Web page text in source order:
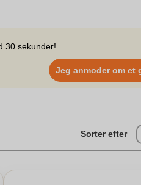
gaven fuldendt. Vores gaver kan
gør det muligt at
chokolade, karameller, søde
sammensættes i vores
smag er en måde kan
Gavemodtageren vil
dine nærmeste med en juleæske
30 sekunder!
Jeg anmoder om et
Sorter efter